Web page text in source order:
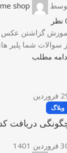
shop
نظر
گزاشتن عکس
سوالات شما پلیر
مطلب
فروردین
وبلاگ
دریافت کد
1401